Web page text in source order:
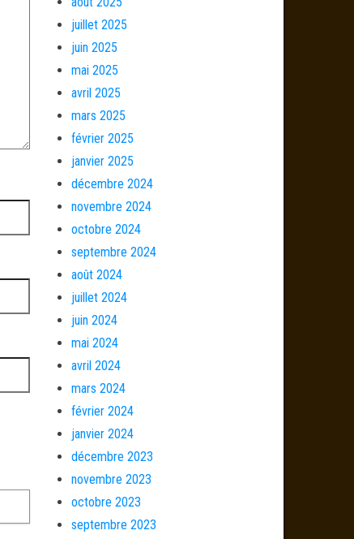
juillet 2025
juin 2025
mai 2025
avril 2025
mars 2025
février 2025
janvier 2025
décembre 2024
novembre 2024
octobre 2024
septembre 2024
août 2024
juillet 2024
juin 2024
mai 2024
avril 2024
mars 2024
février 2024
janvier 2024
décembre 2023
novembre 2023
octobre 2023
septembre 2023